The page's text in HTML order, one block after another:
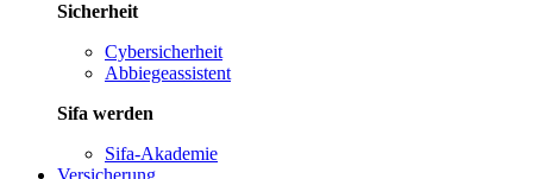
Sicherheit
Cybersicherheit
Abbiegeassistent
Sifa werden
Sifa-Akademie
Versicherung